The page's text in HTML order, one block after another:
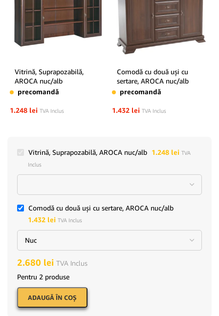
Vitrină, Suprapozabilă,
AROCA nuc/alb
precomandă
1.248 lei TVA Inclus
Comodă cu două uşi cu
sertare, AROCA nuc/alb
precomandă
1.432 lei TVA Inclus
Vitrină, Suprapozabilă, AROCA nuc/alb 1.248 lei TVA
Inclus
Comodă cu două uşi cu sertare, AROCA nuc/alb
1.432 lei TVA Inclus
2.680 lei TVA Inclus
Pentru 2 produse
ADAUGĂ ÎN COŞ